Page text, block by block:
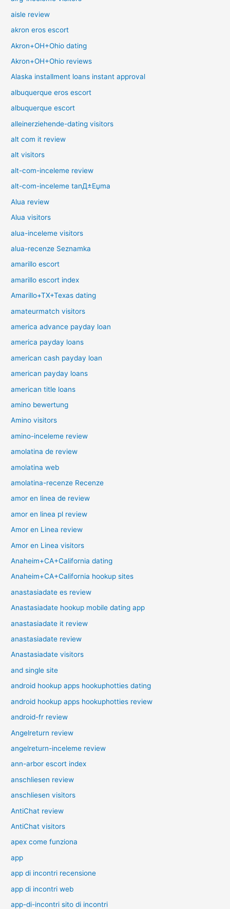
aisle review
akron eros escort
Akron+OH+Ohio dating
Akron+OH+Ohio reviews
Alaska installment loans instant approval
albuquerque eros escort
albuquerque escort
alleinerziehende-dating visitors
alt com it review
alt visitors
alt-com-inceleme review
alt-com-inceleme tanД±Еџma
Alua review
Alua visitors
alua-inceleme visitors
alua-recenze Seznamka
amarillo escort
amarillo escort index
Amarillo+TX+Texas dating
amateurmatch visitors
america advance payday loan
america payday loans
american cash payday loan
american payday loans
american title loans
amino bewertung
Amino visitors
amino-inceleme review
amolatina de review
amolatina web
amolatina-recenze Recenze
amor en linea de review
amor en linea pl review
Amor en Linea review
Amor en Linea visitors
Anaheim+CA+California dating
Anaheim+CA+California hookup sites
anastasiadate es review
Anastasiadate hookup mobile dating app
anastasiadate it review
anastasiadate review
Anastasiadate visitors
and single site
android hookup apps hookuphotties dating
android hookup apps hookuphotties review
android-fr review
Angelreturn review
angelreturn-inceleme review
ann-arbor escort index
anschliesen review
anschliesen visitors
AntiChat review
AntiChat visitors
apex come funziona
app
app di incontri recensione
app di incontri web
app-di-incontri sito di incontri